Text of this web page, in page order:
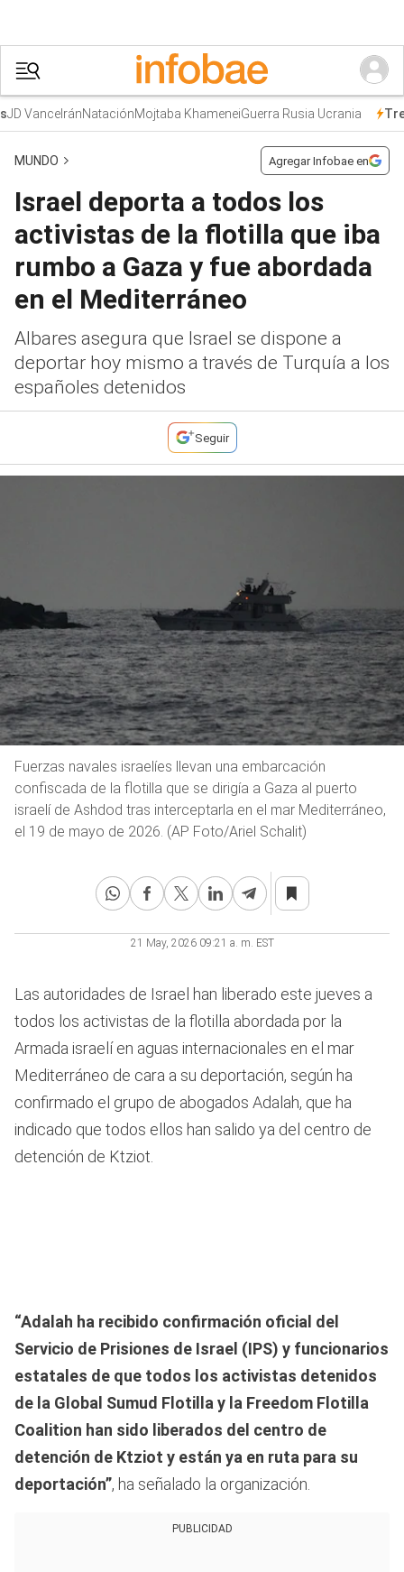
VanceIránNataciónMojtaba KhameneiGuerra Rusia Ucrania
MUNDO Agregar Infobae en
Israel deporta a todos los
activistas de la flotilla que iba
rumbo a Gaza y fue abordada
en el Mediterráneo
Albares asegura que Israel se dispone a
deportar hoy mismo a través de Turquía a los
españoles detenidos
Seguir
Fuerzas navales israelíes llevan una embarcación
confiscada de la flotilla que se dirigía a Gaza al puerto
israelí de Ashdod tras interceptarla en el mar Mediterráneo,
el 19 de mayo de 2026. (AP Foto/Ariel Schalit)
21 May, 2026 09:21 a. m. EST
Las autoridades de Israel han liberado este jueves a
todos los activistas de la flotilla abordada por la
Armada israelí en aguas internacionales en el mar
Mediterráneo de cara a su deportación, según ha
confirmado el grupo de abogados Adalah, que ha
indicado que todos ellos han salido ya del centro de
detención de Ktziot.
“Adalah ha recibido confirmación oficial del
Servicio de Prisiones de Israel (IPS) y funcionarios
estatales de que todos los activistas detenidos
de la Global Sumud Flotilla y la Freedom Flotilla
Coalition han sido liberados del centro de
detención de Ktziot y están ya en ruta para su
deportación”, ha señalado la organización.
PUBLICIDAD